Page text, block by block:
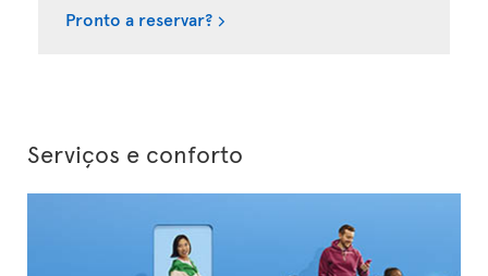
Pronto a reservar?
Serviços e conforto